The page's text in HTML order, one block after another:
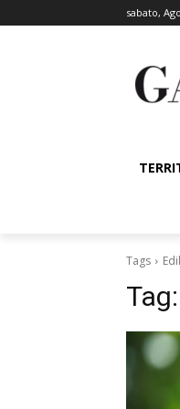
sabato,
Tags
Tag: